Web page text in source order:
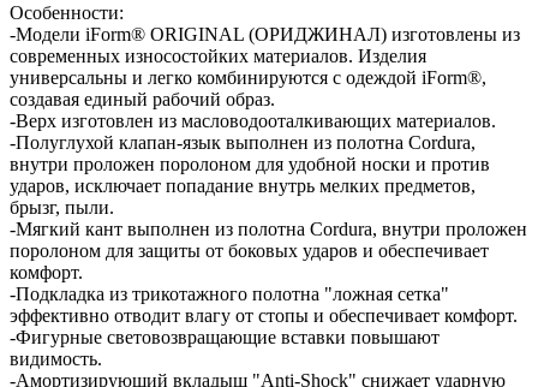
Особенности:
-Модели iForm® ORIGINAL (ОРИДЖИНАЛ) изготовлены из
современных износостойких материалов. Изделия
универсальны и легко комбинируются с одеждой iForm®,
создавая единый рабочий образ.
-Верх изготовлен из масловодооталкивающих материалов.
-Полуглухой клапан-язык выполнен из полотна Cordura,
внутри проложен поролоном для удобной носки и против
ударов, исключает попадание внутрь мелких предметов,
брызг, пыли.
-Мягкий кант выполнен из полотна Cordura, внутри проложен
поролоном для защиты от боковых ударов и обеспечивает
комфорт.
-Подкладка из трикотажного полотна "ложная сетка"
эффективно отводит влагу от стопы и обеспечивает комфорт.
-Фигурные световозвращающие вставки повышают
видимость.
-Амортизирующий вкладыш "Anti-Shock" снижает ударную